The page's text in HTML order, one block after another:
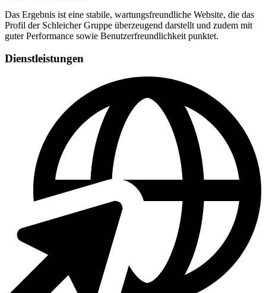
Das Ergebnis ist eine stabile, wartungsfreundliche Website, die das
Profil der Schleicher Gruppe überzeugend darstellt und zudem mit
guter Performance sowie Benutzerfreundlichkeit punktet.
Dienstleistungen